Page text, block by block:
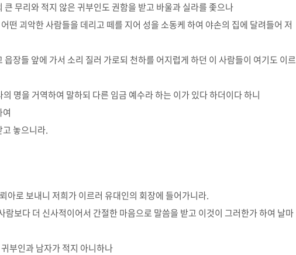
무리와 적지 않은 귀부인도 권함을 받고 바울과 실라를 좇으나
떤 괴악한 사람들을 데리고 떼를 지어 성을 소동케 하여 야손의 집에 달려들어 저
장들 앞에 가서 소리 질러 가로되 천하를 어지럽게 하던 이 사람들이 여기도 이르
명을 거역하여 말하되 다른 임금 예수라 하는 이가 있다 하더이다 하니
놓으니라.
아로 보내니 저희가 이르러 유대인의 회장에 들어가니라.
람보다 더 신사적이어서 간절한 마음으로 말씀을 받고 이것이 그러한가 하여 날마
부인과 남자가 적지 아니하나